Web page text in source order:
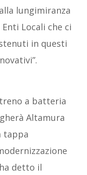
lungimiranza
Locali che ci
in questi
a batteria
Altamura
tappa
detto il